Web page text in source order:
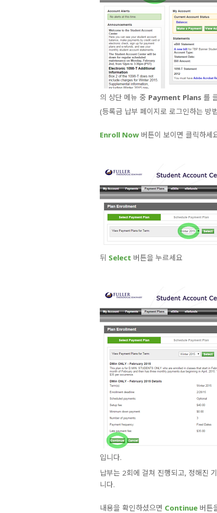
의 상단 메뉴 중 Payment Plans 를
(등록금 납부 페이지로 로그인하는 방
Enroll Now 버튼이 보이면 클릭하세
뒤 Select 버튼을 누르세요
입니다.
납부는 2회에 걸쳐 진행되고, 정해진
니다.
내용을 확인하셨으면 Continue 버튼